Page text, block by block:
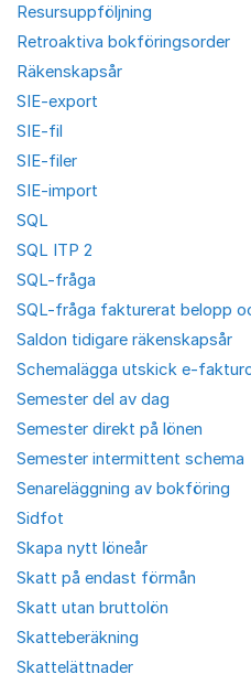
Resursuppföljning
Retroaktiva bokföringsorder
Räkenskapsår
SIE-export
SIE-fil
SIE-filer
SIE-import
SQL
SQL ITP 2
SQL-fråga
SQL-fråga fakturerat belopp
Saldon tidigare räkenskapsår
Schemalägga utskick e-
Semester del av dag
Semester direkt på lönen
Semester intermittent schema
Senareläggning av bokföring
Sidfot
Skapa nytt löneår
Skatt på endast förmån
Skatt utan bruttolön
Skatteberäkning
Skattelättnader